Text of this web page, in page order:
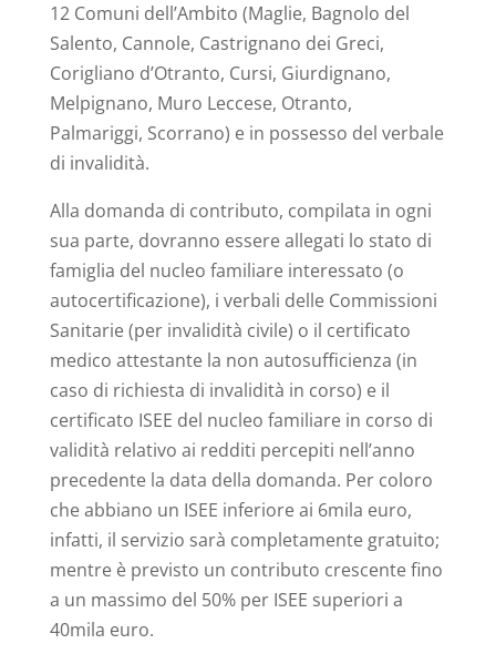
12 Comuni dell’Ambito (Maglie, Bagnolo del
Salento, Cannole, Castrignano dei Greci,
Corigliano d’Otranto, Cursi, Giurdignano,
Melpignano, Muro Leccese, Otranto,
Palmariggi, Scorrano) e in possesso del verbale
di invalidità.
Alla domanda di contributo, compilata in ogni
sua parte, dovranno essere allegati lo stato di
famiglia del nucleo familiare interessato (o
autocertificazione), i verbali delle Commissioni
Sanitarie (per invalidità civile) o il certificato
medico attestante la non autosufficienza (in
caso di richiesta di invalidità in corso) e il
certificato ISEE del nucleo familiare in corso di
validità relativo ai redditi percepiti nell’anno
precedente la data della domanda. Per coloro
che abbiano un ISEE inferiore ai 6mila euro,
infatti, il servizio sarà completamente gratuito;
mentre è previsto un contributo crescente fino
a un massimo del 50% per ISEE superiori a
40mila euro.